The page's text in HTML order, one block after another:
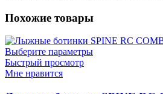
Похожие товары
Выберите параметры
Быстрый просмотр
Мне нравится